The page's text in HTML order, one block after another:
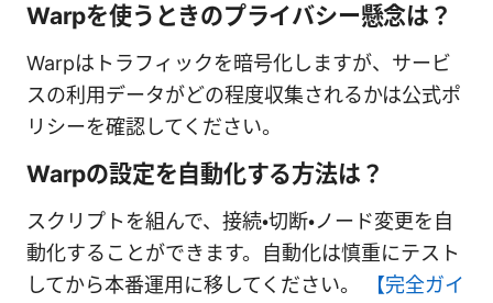
Warpを使うときのプライバシー懸念は？
Warpはトラフィックを暗号化しますが、サービ
スの利用データがどの程度収集されるかは公式ポ
リシーを確認してください。
Warpの設定を自動化する方法は？
スクリプトを組んで、接続・切断・ノード変更を自
動化することができます。自動化は慎重にテスト
してから本番運用に移してください。
【完全ガイ